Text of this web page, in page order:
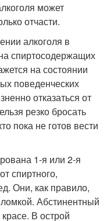
может
отчасти.
алкоголя в
спиртосодержащих
на состоянии
поведенческих
отказаться от
резко бросать
пока не готов вести
1-я или 2-я
спиртного,
Они, как правило,
Абстинентный
В острой